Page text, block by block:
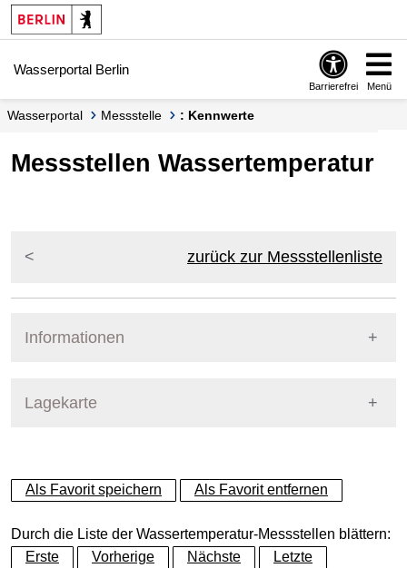
Springe zur Navigation
Springe zum Inhalt
Wasserportal Berlin
Barrierefrei Menü
Wasserportal Messstelle : Kennwerte
Messstellen Wassertemperatur
zurück zur Messstellenliste
Informationen
Lagekarte
+
−
Als Favorit speichern Als Favorit entfernen
Durch die Liste der Wassertemperatur-Messstellen blättern:
Erste
Vorherige Nächste Letzte